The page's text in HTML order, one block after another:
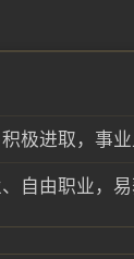
极进取，事
自由职业，